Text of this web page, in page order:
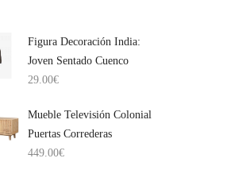
Figura Decoración India:
Joven Sentado Cuenco
29.00€
Mueble Televisión Colonial
Puertas Correderas
449.00€